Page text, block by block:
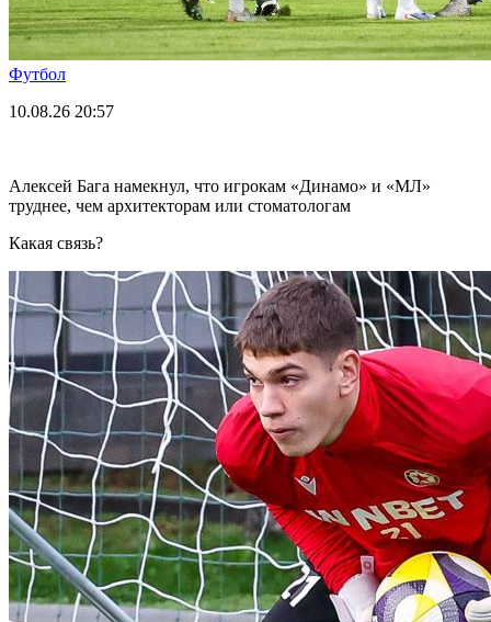
Футбол
10.08.26 20:57
Алексей Бага намекнул, что игрокам «Динамо» и «МЛ»
труднее, чем архитекторам или стоматологам
Какая связь?